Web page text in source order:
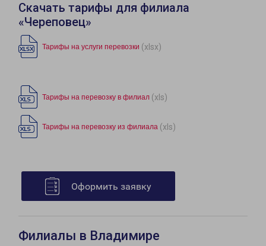
Скачать тарифы для филиала
«Череповец»
Тарифы на услуги перевозки (xlsx)
Тарифы на перевозку в филиал (xls)
Тарифы на перевозку из филиала (xls)
Оформить заявку
Филиалы в Владимире